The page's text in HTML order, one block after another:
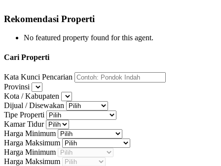
Rekomendasi Properti
No featured property found for this agent.
Cari Properti
Kata Kunci Pencarian
Provinsi
Kota / Kabupaten
Dijual / Disewakan
Tipe Properti
Kamar Tidur
Harga Minimum
Harga Maksimum
Harga Minimum
Harga Maksimum